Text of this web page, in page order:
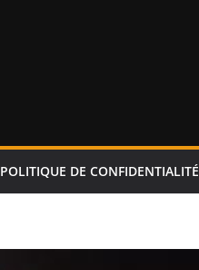
POLITIQUE DE CONFIDENTIALITÉ